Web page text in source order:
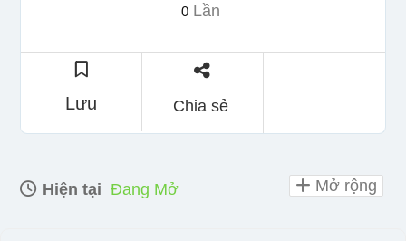
0Lần
Lưu Chia sẻ
Hiện tại Đang Mở Mở rộng